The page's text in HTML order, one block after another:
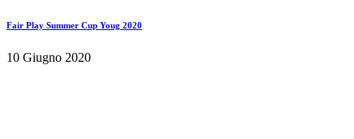
Fair Play Summer Cup Youg 2020
10 Giugno 2020